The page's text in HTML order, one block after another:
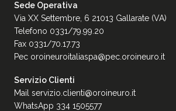
Sede Operativa
Via XX Settembre, 6 21013 Gallarate (VA)
Telefono 0331/79.99.20
Fax 0331/70.17.73
Pec oroineuroitaliaspa@pec.oroineuro.it
Servizio Clienti
Mail servizio.clienti@oroineuro.it
WhatsApp 334 1505577